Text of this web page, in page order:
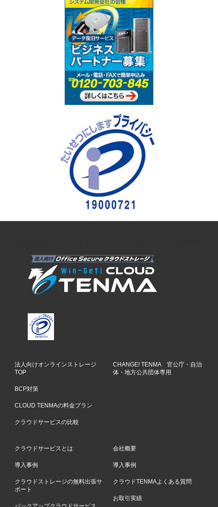
法人向けオンラインストレージ
TOP
BCP対策
CLOUD TENMAの料金プラン
クラウドサービスの比較
CHANGE! TENMA 官公庁・自治
体・地方公共団体専用
クラウドサービスとは
導入事例
クラウドストレージの無料出張サ
ポート
会社概要
導入事例
クラウドTENMAよくある質問
お取引実績